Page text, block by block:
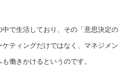
中で生活しており、その「意思決定の
ティングだけではなく、マネジメン
働きかけるというのです。